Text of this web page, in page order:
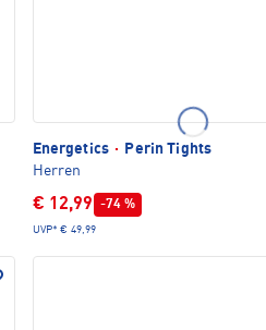
Energetics ·
Perin Tights
Herren
€ 12,99 -74 %
UVP* € 49,99